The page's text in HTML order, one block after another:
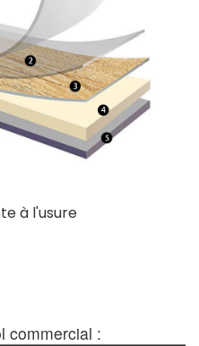
à l'usure
commercial :